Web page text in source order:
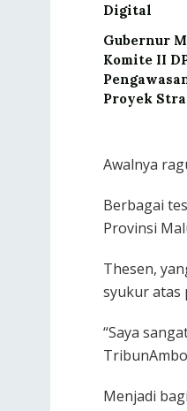
Digital
Gubernur
Komite II
Proyek
Awalnya
Berbagai
Provinsi
Thesen,
syukur atas
“Saya
Menjadi